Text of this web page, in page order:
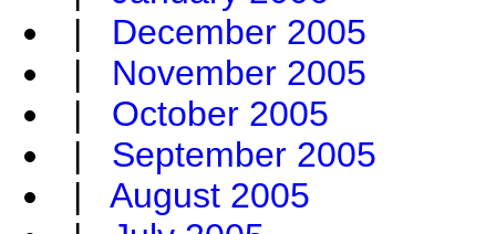
| December 2005
| November 2005
| October 2005
| September 2005
| August 2005